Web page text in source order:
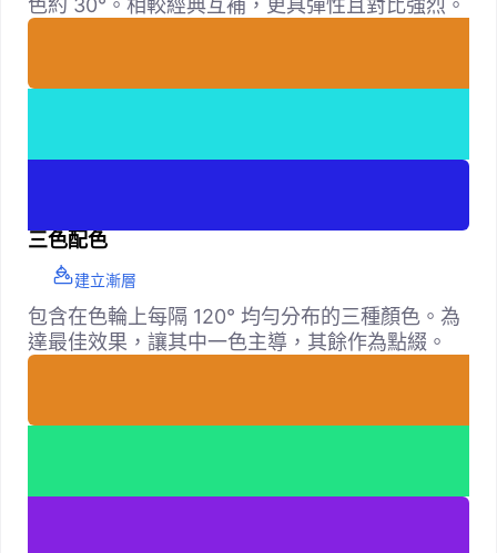
色約 30°。相較經典互補，更具彈性且對比強烈。
三色配色
建立漸層
包含在色輪上每隔 120° 均勻分布的三種顏色。為
達最佳效果，讓其中一色主導，其餘作為點綴。